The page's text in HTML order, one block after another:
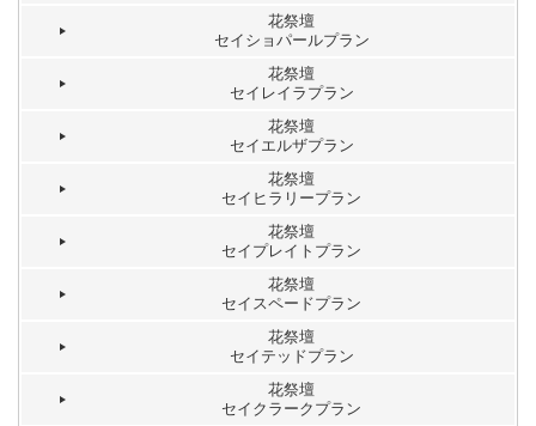
花祭壇
セイショパールプラン
花祭壇
セイレイラプラン
花祭壇
セイエルザプラン
花祭壇
セイヒラリープラン
花祭壇
セイプレイトプラン
花祭壇
セイスペードプラン
花祭壇
セイテッドプラン
花祭壇
セイクラークプラン